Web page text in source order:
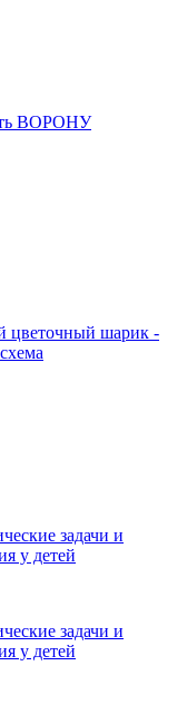
ВОРОНУ
цветочный шарик -
задачи и
у детей
задачи и
у детей